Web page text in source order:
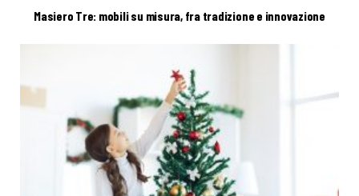
Masiero Tre: mobili su misura, fra tradizione e innovazione